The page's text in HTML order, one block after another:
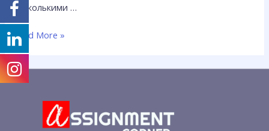
несколькими …
Read More »